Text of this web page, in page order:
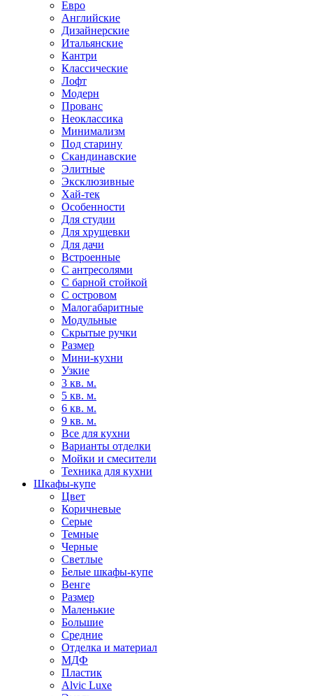
Евро
Английские
Дизайнерские
Итальянские
Кантри
Классические
Лофт
Модерн
Прованс
Неоклассика
Минимализм
Под старину
Скандинавские
Элитные
Эксклюзивные
Хай-тек
Особенности
Для студии
Для хрущевки
Для дачи
Встроенные
С антресолями
С барной стойкой
С островом
Малогабаритные
Модульные
Скрытые ручки
Размер
Мини-кухни
Узкие
3 кв. м.
5 кв. м.
6 кв. м.
9 кв. м.
Все для кухни
Варианты отделки
Мойки и смесители
Техника для кухни
Шкафы-купе
Цвет
Коричневые
Серые
Темные
Черные
Светлые
Белые шкафы-купе
Венге
Размер
Маленькие
Большие
Средние
Отделка и материал
МДФ
Пластик
Alvic Luxe